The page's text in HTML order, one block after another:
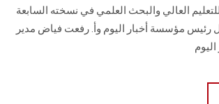
العالي والبحث العلمي في نسخته السابعة
رئيس مؤسسة أخبار اليوم وأ. رفعت فياض مدير